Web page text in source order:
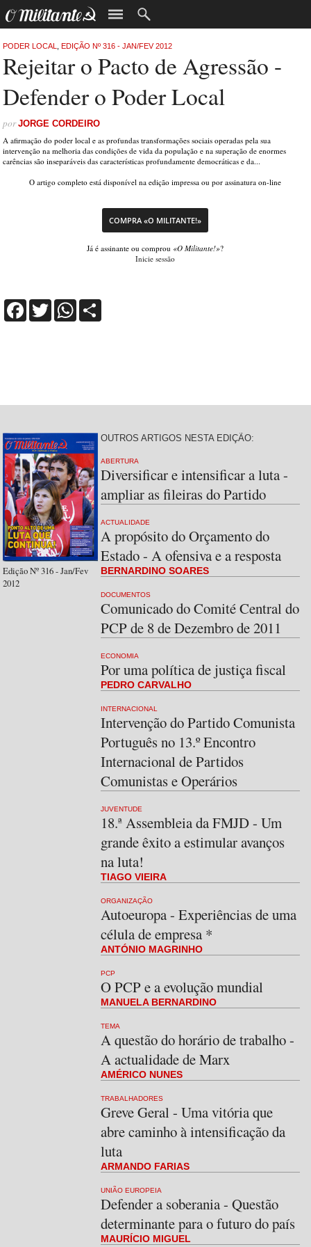
PODER LOCAL ,EDIÇÃO Nº 316 - JAN/FEV 2012
Rejeitar o Pacto de Agressão -
Defender o Poder Local
porJORGE CORDEIRO
A afirmação do poder local e as profundas transformações sociais operadas pela sua
intervenção na melhoria das condições de vida da população e na superação de enormes
carências são inseparáveis das características profundamente democráticas e da...
O artigo completo está disponível na edição impressa ou por assinatura on-line
COMPRA «O MILITANTE!»
Já é assinante ou comprou «O Militante!»?
Inicie sessão
FacebookTwitterWhatsApp
Edição Nº 316 - Jan/Fev
2012
OUTROS ARTIGOS NESTA EDIÇÃO:
ABERTURA
Diversificar e intensificar a luta -
ampliar as fileiras do Partido
ACTUALIDADE
A propósito do Orçamento do
Estado - A ofensiva e a resposta
BERNARDINO SOARES
DOCUMENTOS
Comunicado do Comité Central do
PCP de 8 de Dezembro de 2011
ECONOMIA
Por uma política de justiça fiscal
PEDRO CARVALHO
INTERNACIONAL
Intervenção do Partido Comunista
Português no 13.º Encontro
Internacional de Partidos
Comunistas e Operários
JUVENTUDE
18.ª Assembleia da FMJD - Um
grande êxito a estimular avanços
na luta!
TIAGO VIEIRA
ORGANIZAÇÃO
Autoeuropa - Experiências de uma
célula de empresa *
ANTÓNIO MAGRINHO
PCP
O PCP e a evolução mundial
MANUELA BERNARDINO
TEMA
A questão do horário de trabalho -
A actualidade de Marx
AMÉRICO NUNES
TRABALHADORES
Greve Geral - Uma vitória que
abre caminho à intensificação da
luta
ARMANDO FARIAS
UNIÃO EUROPEIA
Defender a soberania - Questão
determinante para o futuro do país
MAURÍCIO MIGUEL